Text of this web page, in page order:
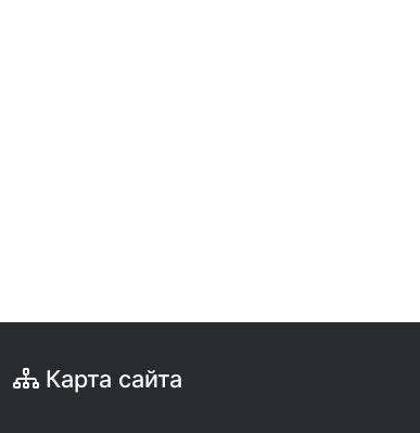
Карта сайта